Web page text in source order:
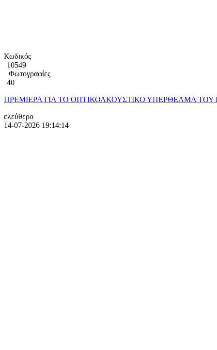
Κωδικός
10549
Φωτογραφίες
40
ΠΡΕΜΙΕΡΑ ΓΙΑ ΤΟ ΟΠΤΙΚΟΑΚΟΥΣΤΙΚΟ ΥΠΕΡΘΕΑΜΑ ΤΟΥ
ελεύθερο
14-07-2026 19:14:14